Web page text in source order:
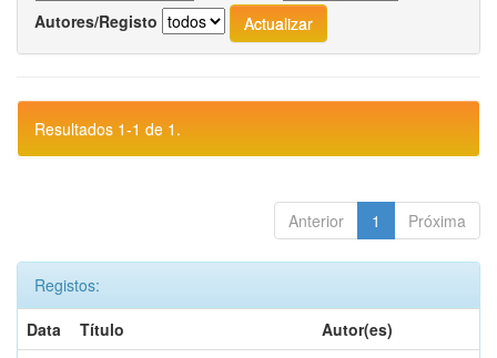
Autores/Registo
Resultados 1-1 de 1.
Anterior 1 Próxima
Registos:
Data
Título
Autor(es)